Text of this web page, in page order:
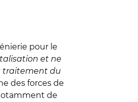
pour le
et ne
traitement du
des forces de
de